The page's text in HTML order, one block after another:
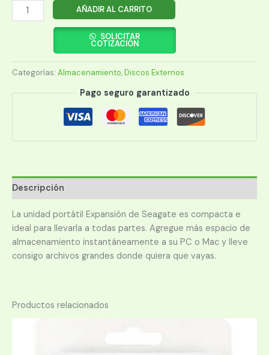
DISCO
DURO
24
TB
AÑADIR AL CARRITO
SOLICITAR
COTIZACIÓN
Categorías: Almacenamiento,Discos Externos
Pago seguro garantizado
Descripción
La unidad portátil Expansión de Seagate es compacta e
ideal para llevarla a todas partes. Agregue más espacio de
almacenamiento instantáneamente a su PC o Mac y lleve
consigo archivos grandes donde quiera que vayas.
Productos relacionados